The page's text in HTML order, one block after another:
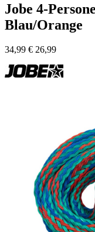
Jobe 4-
Blau/Orange
34,99 € 26,99